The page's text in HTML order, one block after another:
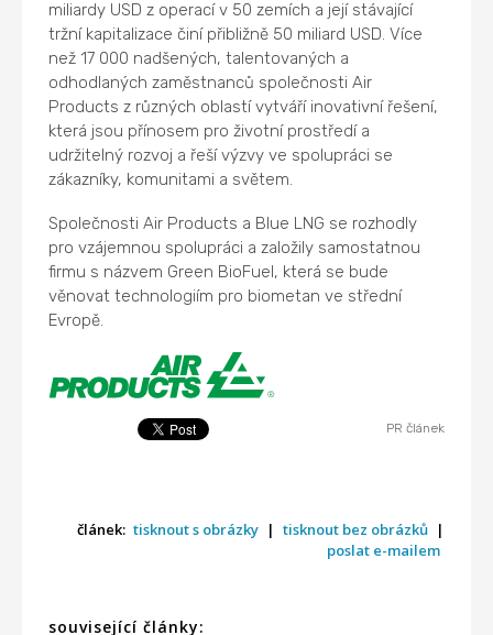
miliardy USD z operací v 50 zemích a její stávající
tržní kapitalizace činí přibližně 50 miliard USD. Více
než 17 000 nadšených, talentovaných a
odhodlaných zaměstnanců společnosti Air
Products z různých oblastí vytváří inovativní řešení,
která jsou přínosem pro životní prostředí a
udržitelný rozvoj a řeší výzvy ve spolupráci se
zákazníky, komunitami a světem.
Společnosti Air Products a Blue LNG se rozhodly
pro vzájemnou spolupráci a založily samostatnou
firmu s názvem Green BioFuel, která se bude
věnovat technologiím pro biometan ve střední
Evropě.
PR článek
článek: tisknout s obrázky | tisknout bez obrázků |
poslat e-mailem
související články: